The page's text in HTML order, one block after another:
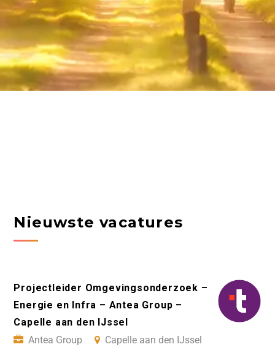
Nieuwste vacatures
Projectleider Omgevingsonderzoek –
Energie en Infra – Antea Group –
Capelle aan den IJssel
Antea Group
Capelle aan den IJssel